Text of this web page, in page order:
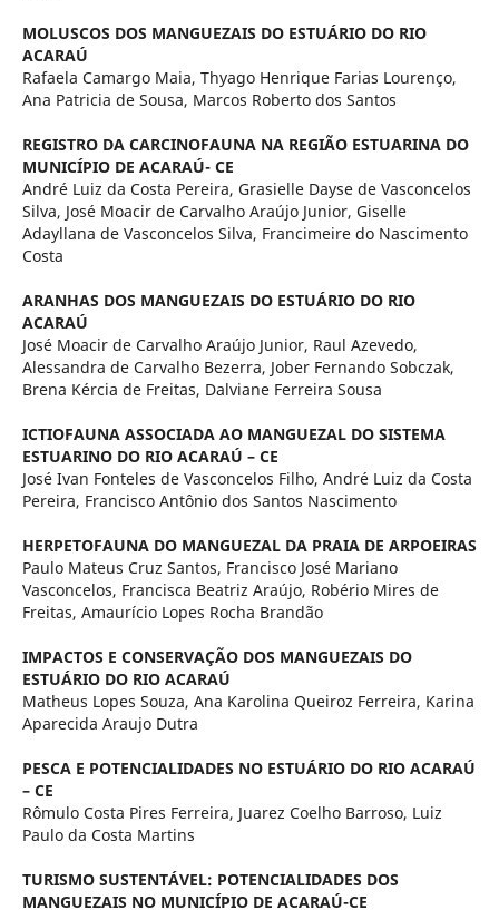
MOLUSCOS DOS MANGUEZAIS DO ESTUÁRIO DO RIO
ACARAÚ
Rafaela Camargo Maia, Thyago Henrique Farias Lourenço,
Ana Patricia de Sousa, Marcos Roberto dos Santos
REGISTRO DA CARCINOFAUNA NA REGIÃO ESTUARINA DO
MUNICÍPIO DE ACARAÚ- CE
André Luiz da Costa Pereira, Grasielle Dayse de Vasconcelos
Silva, José Moacir de Carvalho Araújo Junior, Giselle
Adayllana de Vasconcelos Silva, Francimeire do Nascimento
Costa
ARANHAS DOS MANGUEZAIS DO ESTUÁRIO DO RIO
ACARAÚ
José Moacir de Carvalho Araújo Junior, Raul Azevedo,
Alessandra de Carvalho Bezerra, Jober Fernando Sobczak,
Brena Kércia de Freitas, Dalviane Ferreira Sousa
ICTIOFAUNA ASSOCIADA AO MANGUEZAL DO SISTEMA
ESTUARINO DO RIO ACARAÚ – CE
José Ivan Fonteles de Vasconcelos Filho, André Luiz da Costa
Pereira, Francisco Antônio dos Santos Nascimento
HERPETOFAUNA DO MANGUEZAL DA PRAIA DE ARPOEIRAS
Paulo Mateus Cruz Santos, Francisco José Mariano
Vasconcelos, Francisca Beatriz Araújo, Robério Mires de
Freitas, Amaurício Lopes Rocha Brandão
IMPACTOS E CONSERVAÇÃO DOS MANGUEZAIS DO
ESTUÁRIO DO RIO ACARAÚ
Matheus Lopes Souza, Ana Karolina Queiroz Ferreira, Karina
Aparecida Araujo Dutra
PESCA E POTENCIALIDADES NO ESTUÁRIO DO RIO ACARAÚ
– CE
Rômulo Costa Pires Ferreira, Juarez Coelho Barroso, Luiz
Paulo da Costa Martins
TURISMO SUSTENTÁVEL: POTENCIALIDADES DOS
MANGUEZAIS NO MUNICÍPIO DE ACARAÚ-CE